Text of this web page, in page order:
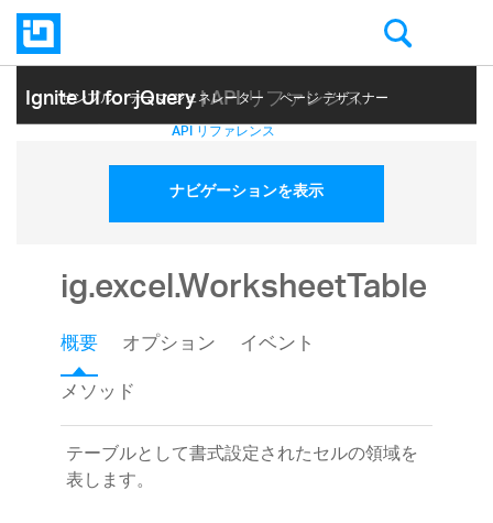
Ignite UI for jQuery| API リファレンス
サンプル テーマ ジェネレーター ページ デザイナー
ヘルプ トピック API リファレンス
ナビゲーションを表示
ig.excel.WorksheetTable
概要 オプション
イベント
メソッド
テーブルとして書式設定されたセルの領域を
表します。